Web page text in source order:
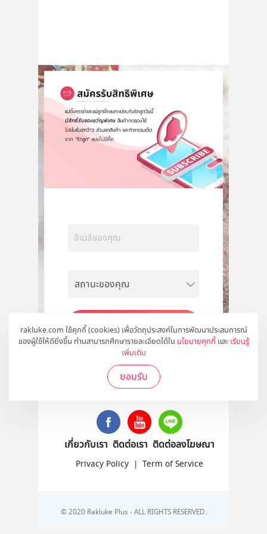
rakluke.com ใช้คุกกี้ (cookies) เพื่อวัตถุประสงค์ในการพัฒนาประสบการณ์
ของผู้ใช้ให้ดียิ่งขึ้น ท่านสามารถศึกษารายละเอียดได้ใน นโยบายคุกกี้ และ เรียนรู้
เพิ่มเติม
ยอมรับ
สมัคร
ติดตามเราได้ที่
เกี่ยวกับเรา ติดต่อเรา ติดต่อลงโฆษณา
Privacy Policy | Term of Service
© 2020 Rakluke Plus - ALL RIGHTS RESERVED.